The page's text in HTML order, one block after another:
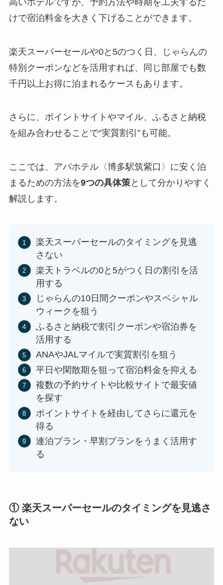
けで宿泊料金を大きく下げることができます。
楽天スーパーセールや0と5のつく日、じゃらんの
特別クーポンなどを活用すれば、同じ部屋でも数
千円以上お得に泊まれるケースもあります。
さらに、ポイントサイトやマイル、ふるさと納税
を組み合わせることで“実質割引”も可能。
ここでは、アパホテル〈博多駅筑紫口〉に安く泊
まるための方法を9つの具体策として分かりやすく
解説します。
楽天スーパーセールのタイミングを見逃
さない
楽天トラベルの0と5がつく日の割引を活
用する
じゃらんの10日間クーポンやスペシャル
ウィークを狙う
ふるさと納税で割引クーポンや宿泊券を
活用する
ANAやJALマイルで実質割引を狙う
平日や閑散期を狙って宿泊料金を抑える
複数の予約サイトや比較サイトで最安値
を探す
ポイントサイトを経由してさらに還元を
得る
連泊プラン・早割プランをうまく活用す
る
① 楽天スーパーセールのタイミングを見逃さ
ない